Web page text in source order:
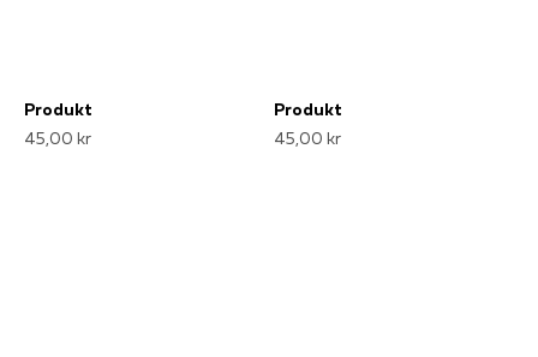
Produkt
45,00 kr
Produkt
45,00 kr